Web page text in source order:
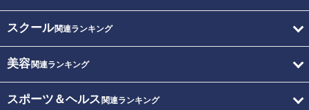
スクール関連ランキング
美容関連ランキング
スポーツ＆ヘルス 関連ランキング